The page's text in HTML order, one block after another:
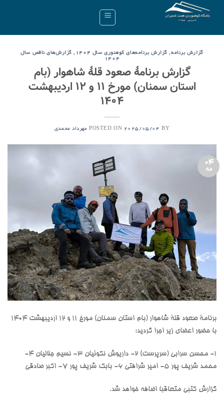
گزارش برنامه, گزارش برنامه‌های کوهنوری سال ۱۴۰۴ , گزارش‌های ناقص سال
۱۴۰۴
گزارش برنامۀ صعود قلۀ شاهوار (بام
استان سمنان) مورخ ۱۱ و ۱۲ اردیبهشت
۱۴۰۴
POSTED ON 2025/05/04 BY مهرداد محمدی
04
مه
برنامۀ صعود قلۀ شاهوار (بام استان سمنان) مورخ ۱۱ و ۱۲ اردیبهشت ۱۴۰۴
با حضور اعضای زیر اجرا گردید:
۱- محسن سرابی (سرپرست) ۲- ⁠داریوش نکوئیان ۳- ⁠نسیم جلالیان ۴-
⁠محمد شریف پور ۵- ⁠امیر شرافتی ۶- ⁠بابک شریف پور ۷- ⁠اکبر صادقی
گزارش کتبی متعاقبا اضافه خواهد شد.